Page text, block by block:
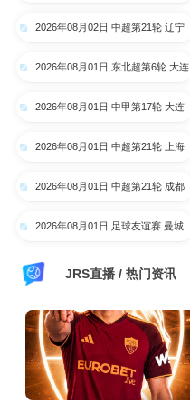
2026年08月02日 中超第21轮 辽宁
2026年08月01日 东北超第6轮 大连
2026年08月01日 中甲第17轮 大连
2026年08月01日 中超第21轮 上海
2026年08月01日 中超第21轮 成都
2026年08月01日 足球友谊赛 曼城
JRS直播 / 热门资讯